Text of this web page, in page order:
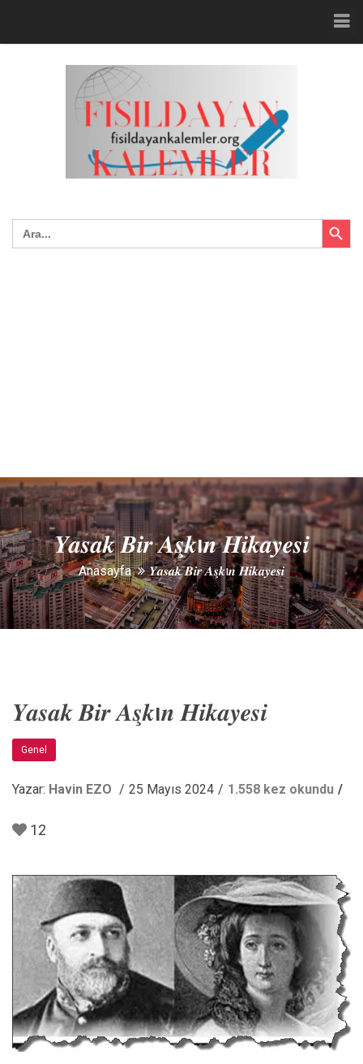
Search
for:
Search Button
𝒀𝒂𝒔𝒂𝒌 𝑩𝒊𝒓 𝑨𝒔̧𝒌ı𝒏 𝑯𝒊𝒌𝒂𝒚𝒆𝒔𝒊
Anasayfa 𝒀𝒂𝒔𝒂𝒌 𝑩𝒊𝒓 𝑨𝒔̧𝒌ı𝒏 𝑯𝒊𝒌𝒂𝒚𝒆𝒔𝒊
𝒀𝒂𝒔𝒂𝒌 𝑩𝒊𝒓 𝑨𝒔̧𝒌ı𝒏 𝑯𝒊𝒌𝒂𝒚𝒆𝒔𝒊
Genel
Yazar: Havin EZO 25 Mayıs 2024 1.558 kez okundu
12